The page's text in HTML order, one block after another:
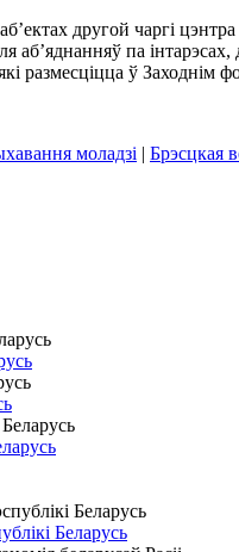
другой чаргі
аб’яднанняў па
размесціцца ў Заходнім
моладзі | Брэсцкая
Беларусь